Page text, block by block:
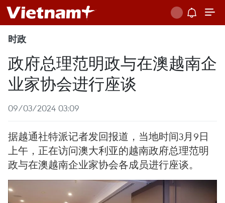
时政
政府总理范明政与在澳越南企
业家协会进行座谈
09/03/2024 03:09
据越通社特派记者发回报道，当地时间3月9日
上午，正在访问澳大利亚的越南政府总理范明
政与在澳越南企业家协会各成员进行座谈。